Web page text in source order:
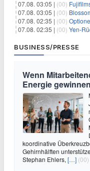
07.08. 03:05 | (00) Fujifilms
07.08. 03:05 | (00) BlossomHill
07.08. 02:35 | (00)
07.08. 02:35 | (00) Yen-
BUSINESS/PRESSE
Wenn
Energie gewinnen
koordinative
Gehirnhälften
Stephan Ehlers, […] (00)